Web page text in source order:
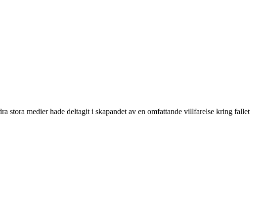
stora medier hade deltagit i skapandet av en omfattande villfarelse kring fallet